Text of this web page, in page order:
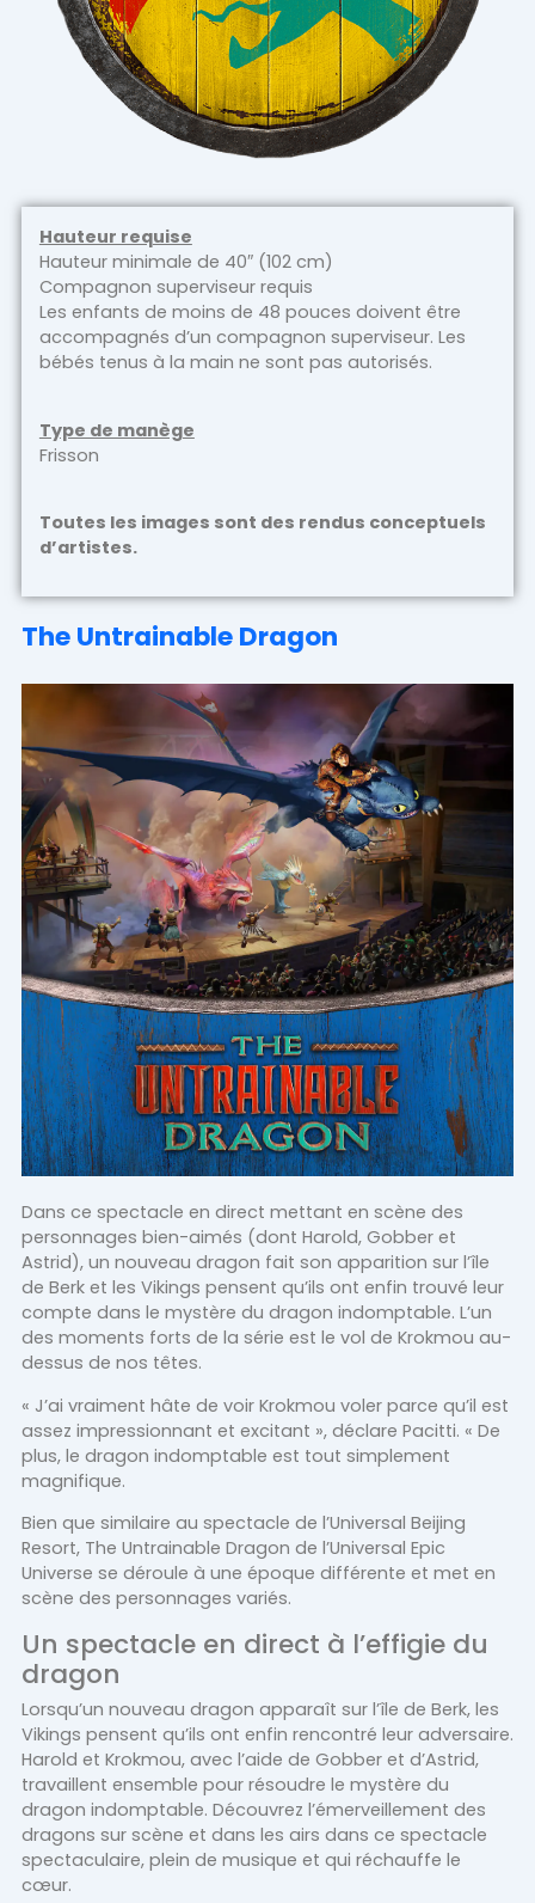
Hauteur requise
Hauteur minimale de 40″ (102 cm)
Compagnon superviseur requis
Les enfants de moins de 48 pouces doivent être
accompagnés d’un compagnon superviseur. Les
bébés tenus à la main ne sont pas autorisés.
Type de manège
Frisson
Toutes les images sont des rendus conceptuels
d’artistes.
The Untrainable Dragon
Dans ce spectacle en direct mettant en scène des
personnages bien-aimés (dont Harold, Gobber et
Astrid), un nouveau dragon fait son apparition sur l’île
de Berk et les Vikings pensent qu’ils ont enfin trouvé leur
compte dans le mystère du dragon indomptable. L’un
des moments forts de la série est le vol de Krokmou au-
dessus de nos têtes.
« J’ai vraiment hâte de voir Krokmou voler parce qu’il est
assez impressionnant et excitant », déclare Pacitti. « De
plus, le dragon indomptable est tout simplement
magnifique.
Bien que similaire au spectacle de l’Universal Beijing
Resort, The Untrainable Dragon de l’Universal Epic
Universe se déroule à une époque différente et met en
scène des personnages variés.
Un spectacle en direct à l’effigie du
dragon
Lorsqu’un nouveau dragon apparaît sur l’île de Berk, les
Vikings pensent qu’ils ont enfin rencontré leur adversaire.
Harold et Krokmou, avec l’aide de Gobber et d’Astrid,
travaillent ensemble pour résoudre le mystère du
dragon indomptable. Découvrez l’émerveillement des
dragons sur scène et dans les airs dans ce spectacle
spectaculaire, plein de musique et qui réchauffe le
cœur.